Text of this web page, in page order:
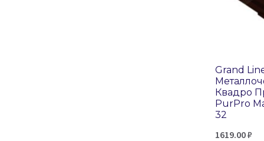
Grand
Квадро
PurPro
32
1619.00₽